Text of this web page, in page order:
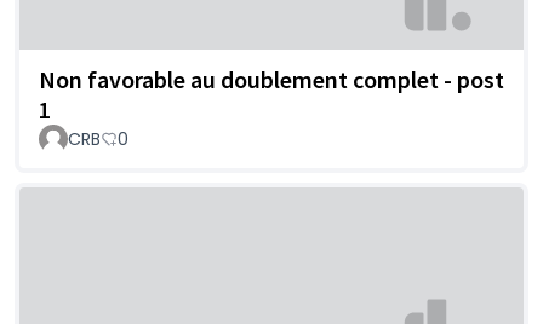
Non favorable au doublement complet - post
1
CRB 0